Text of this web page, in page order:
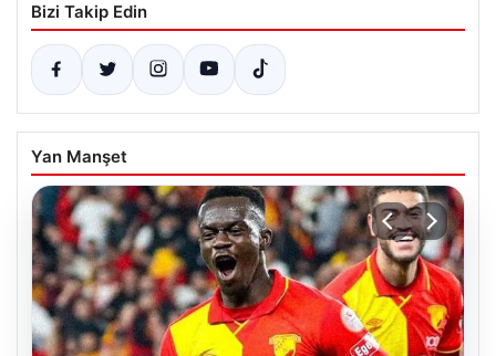
Bizi Takip Edin
Yan Manşet